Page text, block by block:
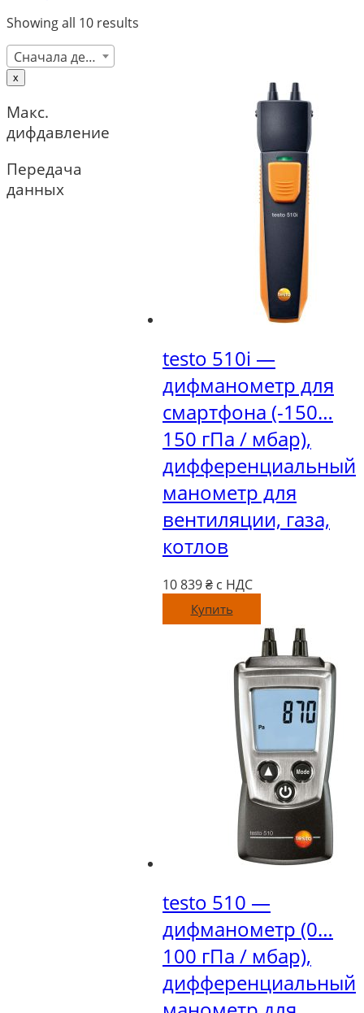
Showing all 10 results
Сначала дешевые
x
Макс.
дифдавление
Передача
данных
testo 510i —
дифманометр для
смартфона (-150…
150 гПа / мбар),
дифференциальный
манометр для
вентиляции, газа,
котлов
10 839₴ с НДС
Купить
testo 510 —
дифманометр (0…
100 гПа / мбар),
дифференциальный